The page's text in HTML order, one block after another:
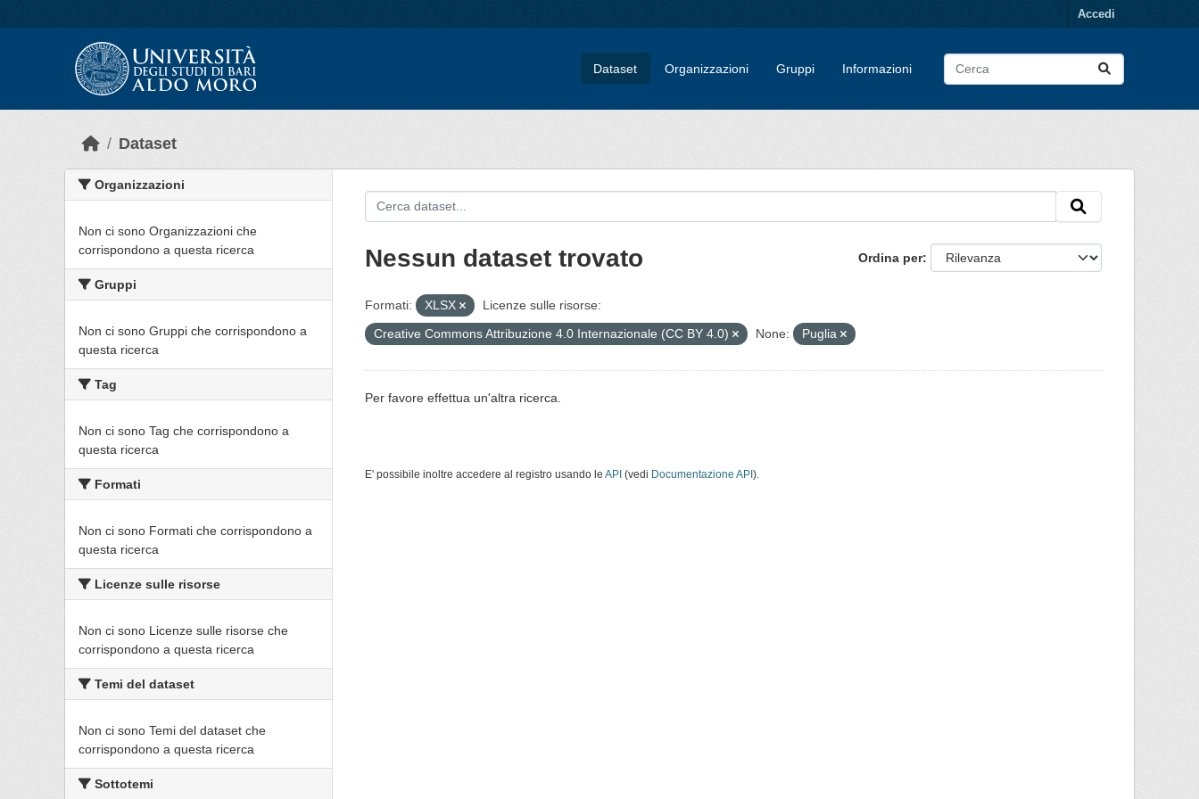
Accedi
Dataset Organizzazioni Gruppi Informazioni
Dataset
Organizzazioni
Non ci sono Organizzazioni che
corrispondono a questa ricerca
Gruppi
Non ci sono Gruppi che corrispondono a
questa ricerca
Tag
Non ci sono Tag che corrispondono a
questa ricerca
Formati
Non ci sono Formati che corrispondono a
questa ricerca
Licenze sulle risorse
Non ci sono Licenze sulle risorse che
corrispondono a questa ricerca
Temi del dataset
Non ci sono Temi del dataset che
corrispondono a questa ricerca
Sottotemi
Ordina per
Nessun dataset trovato
Formati: XLSX
Licenze sulle risorse:
Creative Commons Attribuzione 4.0 Internazionale (CC BY 4.0)
None: Puglia
Per favore effettua un'altra ricerca.
E' possibile inoltre accedere al registro usando le API (vedi Documentazione API ).